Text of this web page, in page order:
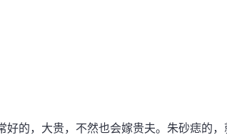
好的，大贵，不然也会嫁贵夫。朱砂痣的